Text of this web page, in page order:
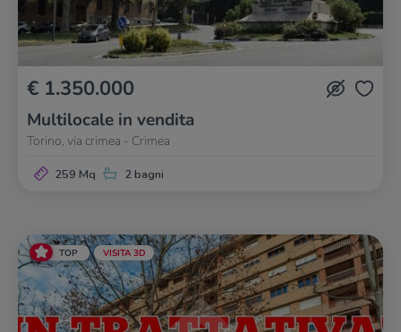
€ 1.350.000
Multilocale in vendita
Torino, via crimea - Crimea
259 Mq 2 bagni
TOP VISITA 3D